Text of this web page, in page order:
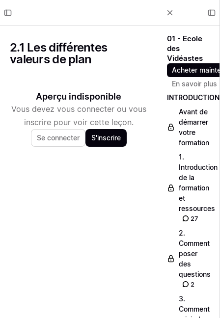
2.1 Les différentes
valeurs de plan
Aperçu indisponible
Vous devez vous connecter ou vous
inscrire pour voir cette leçon.
Se connecter S'inscrire
01 - Ecole
des
Vidéastes
Acheter
En savoir plus
INTRODUCTION
Avant de
démarrer
votre
formation
1.
Introduction
de la
formation
et
ressources
27
2.
Comment
poser
des
questions
2
3.
Comment